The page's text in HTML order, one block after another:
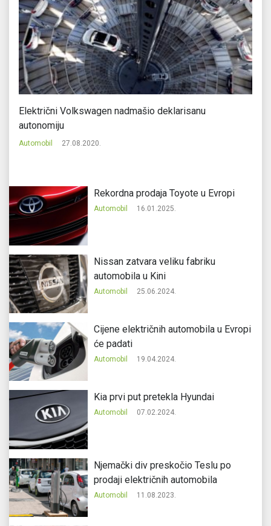
Električni Volkswagen nadmašio deklarisanu
autonomiju
Automobil 27.08.2020.
Rekordna prodaja Toyote u Evropi
Automobil 16.01.2025.
Nissan zatvara veliku fabriku
automobila u Kini
Automobil 25.06.2024.
Cijene električnih automobila u Evropi
će padati
Automobil 19.04.2024.
Kia prvi put pretekla Hyundai
Automobil 07.02.2024.
Njemački div preskočio Teslu po
prodaji električnih automobila
Automobil 11.08.2023.